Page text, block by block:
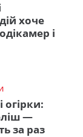
хоче
і
—
за раз